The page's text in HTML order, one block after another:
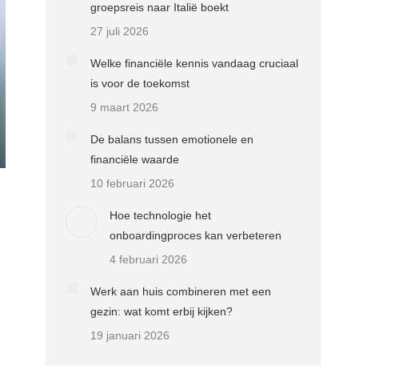
groepsreis naar Italië boekt
27 juli 2026
Welke financiële kennis vandaag cruciaal
is voor de toekomst
9 maart 2026
De balans tussen emotionele en
financiële waarde
10 februari 2026
Hoe technologie het
onboardingproces kan verbeteren
4 februari 2026
Werk aan huis combineren met een
gezin: wat komt erbij kijken?
19 januari 2026